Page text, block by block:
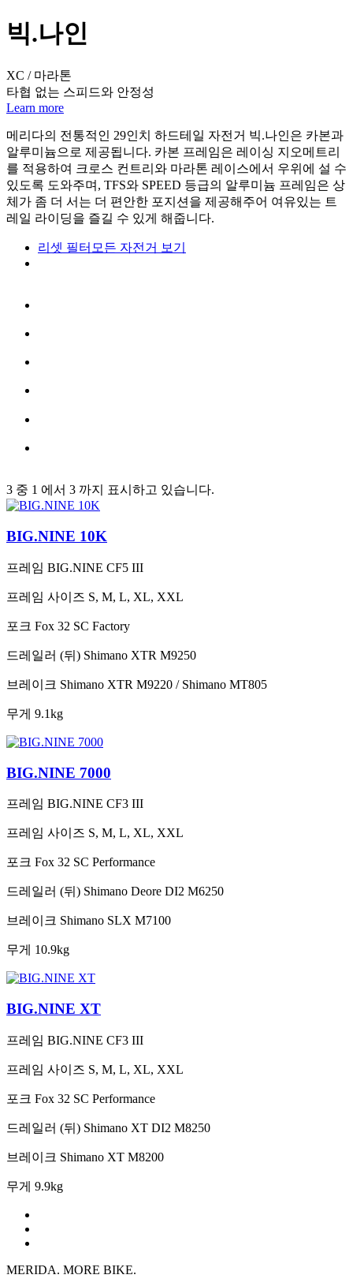
빅.나인
XC / 마라톤
타협 없는 스피드와 안정성
Learn more
메리다의 전통적인 29인치 하드테일 자전거 빅.나인은 카본과
알루미늄으로 제공됩니다. 카본 프레임은 레이싱 지오메트리
를 적용하여 크로스 컨트리와 마라톤 레이스에서 우위에 설 수
있도록 도와주며, TFS와 SPEED 등급의 알루미늄 프레임은 상
체가 좀 더 서는 더 편안한 포지션을 제공해주어 여유있는 트
레일 라이딩을 즐길 수 있게 해줍니다.
리셋 필터 모든 자전거 보기
3 중 1 에서 3 까지 표시하고 있습니다.
BIG.NINE 10K
프레임 BIG.NINE CF5 III
프레임 사이즈 S, M, L, XL, XXL
포크 Fox 32 SC Factory
드레일러 (뒤) Shimano XTR M9250
브레이크 Shimano XTR M9220 / Shimano MT805
무게 9.1kg
BIG.NINE 7000
프레임 BIG.NINE CF3 III
프레임 사이즈 S, M, L, XL, XXL
포크 Fox 32 SC Performance
드레일러 (뒤) Shimano Deore DI2 M6250
브레이크 Shimano SLX M7100
무게 10.9kg
BIG.NINE XT
프레임 BIG.NINE CF3 III
프레임 사이즈 S, M, L, XL, XXL
포크 Fox 32 SC Performance
드레일러 (뒤) Shimano XT DI2 M8250
브레이크 Shimano XT M8200
무게 9.9kg
MERIDA. MORE BIKE.